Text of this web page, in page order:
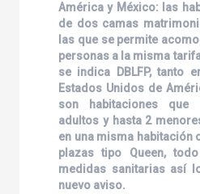
América y México: las
de dos camas
las que se permite
personas a la misma
se indica DBLFP, tanto
Estados Unidos de
son habitaciones que
adultos y hasta 2
en una misma habitación
plazas tipo Queen,
medidas sanitarias así
nuevo aviso.